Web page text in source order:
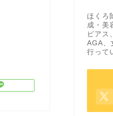
ほくろ
成・美
ピアス
AGA、
行って